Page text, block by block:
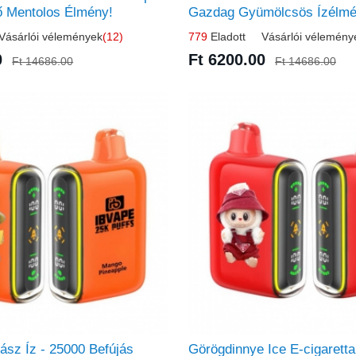
Mentolos Élmény!
vélemények(12)
Ft 14686.00
Gazdag Gyümölcsös
779Eladott Vásárlói
Ft 6200.00 Ft 14686.00
Íz - 25000 Befújás Görögdinnye Ice E-